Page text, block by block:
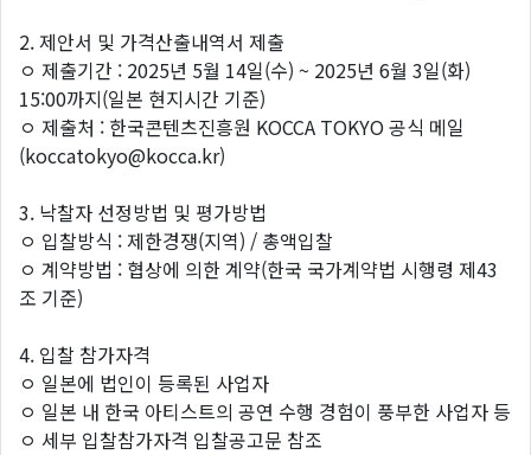
2. 제안서 및 가격산출내역서 제출
ㅇ 제출기간 : 2025년 5월 14일(수) ~ 2025년 6월 3일(화)
15:00까지(일본 현지시간 기준)
ㅇ 제출처 : 한국콘텐츠진흥원 KOCCA TOKYO 공식 메일
(koccatokyo@kocca.kr)
3. 낙찰자 선정방법 및 평가방법
ㅇ 입찰방식 : 제한경쟁(지역) / 총액입찰
ㅇ 계약방법 : 협상에 의한 계약(한국 국가계약법 시행령 제43
조 기준)
4. 입찰 참가자격
ㅇ 일본에 법인이 등록된 사업자
ㅇ 일본 내 한국 아티스트의 공연 수행 경험이 풍부한 사업자 등
ㅇ 세부 입찰참가자격 입찰공고문 참조